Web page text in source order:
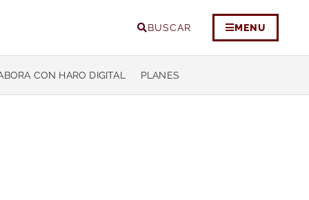
BUSCAR MENU
CON HARO DIGITAL PLANES